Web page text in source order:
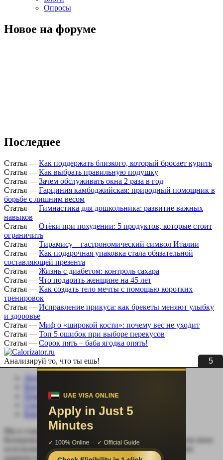
4
Опросы
Новое на форуме
Последнее
Статья — Как поддержать близкого, который бросает курить
Статья — Как выбрать правильную подушку
Статья — Зачем обслуживать окна 2 раза в год
Статья — Гарциния камбоджийская: природный помощник в
борьбе с лишним весом
Статья — Гимнастика для дошкольника: развитие важных
навыков
Статья — Отёки при похудении: 5 продуктов, которые стоит
ограничить
Статья — Тирамису – гастрономический символ Италии
Статья — Как подарочная упаковка стала обязательной
составляющей презента
Статья — Жизнь с диабетом: контроль сахара
Статья — Что подарить женщине на 45 лет
Статья — Как создать тело мечты с помощью коротких
тренировок
Статья — Исправление прикуса: как брекеты меняют улыбку
и здоровье
Статья — Миф о «широкой кости»: почему вес не уходит
Статья — Топ 5 ошибок при выборе перекусов
Статья — Сорок пять – баба ягодка опять!
Анализируй то, что ты ешь!
Личный кабинет
Помощь сайту
Соцсети
Карта сайта
Мы в социальных сетях:
Копирование, перепечатка (целиком или частично) или иное
использование материала без письменного разрешения
администрации сайта Calorizator.ru не допускается.